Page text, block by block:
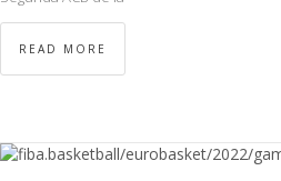
READ MORE